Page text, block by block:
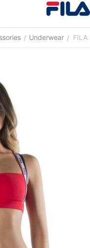
/ Underwear / FILA